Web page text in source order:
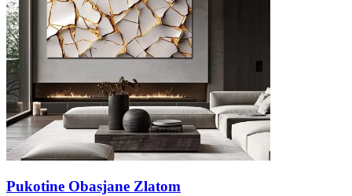
Pukotine Obasjane Zlatom